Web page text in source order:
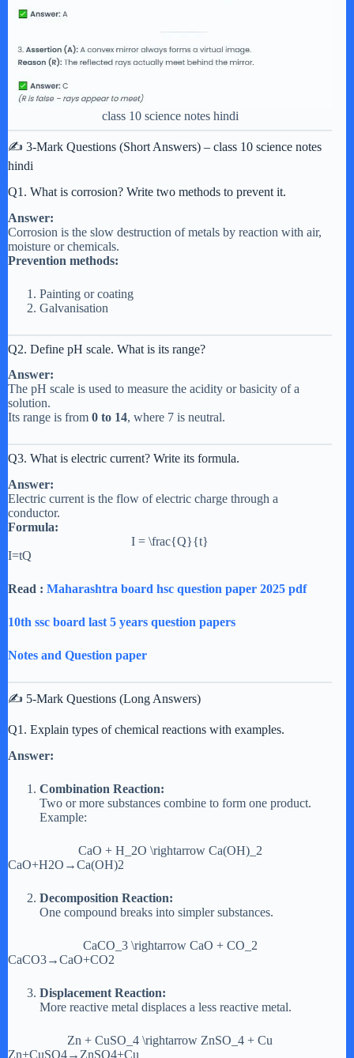
class 10 science notes hindi
✍️ 3-Mark Questions (Short Answers) – class 10 science notes
hindi
Q1. What is corrosion? Write two methods to prevent it.
Answer:
Corrosion is the slow destruction of metals by reaction with air,
moisture or chemicals.
Prevention methods:
Painting or coating
Galvanisation
Q2. Define pH scale. What is its range?
Answer:
The pH scale is used to measure the acidity or basicity of a
solution.
Its range is from 0 to 14, where 7 is neutral.
Q3. What is electric current? Write its formula.
Answer:
Electric current is the flow of electric charge through a
conductor.
Formula:
I = \frac{Q}{t}
I=tQ​
Read : Maharashtra board hsc question paper 2025 pdf
10th ssc board last 5 years question papers
Notes and Question paper
✍️ 5-Mark Questions (Long Answers)
Q1. Explain types of chemical reactions with examples.
Answer:
Combination Reaction:
Two or more substances combine to form one product.
Example:
CaO + H_2O \rightarrow Ca(OH)_2
CaO+H2​O→Ca(OH)2​
Decomposition Reaction:
One compound breaks into simpler substances.
CaCO_3 \rightarrow CaO + CO_2
CaCO3​→CaO+CO2​
Displacement Reaction:
More reactive metal displaces a less reactive metal.
Zn + CuSO_4 \rightarrow ZnSO_4 + Cu
Zn+CuSO4​→ZnSO4​+Cu